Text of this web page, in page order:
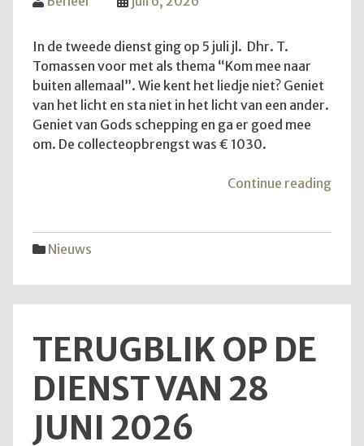
In de tweede dienst ging op 5 juli jl. Dhr. T.
Tomassen voor met als thema “Kom mee naar
buiten allemaal”. Wie kent het liedje niet? Geniet
van het licht en sta niet in het licht van een ander.
Geniet van Gods schepping en ga er goed mee
om. De collecteopbrengst was € 1030.
Continue reading
Nieuws
TERUGBLIK OP DE
DIENST VAN 28
JUNI 2026